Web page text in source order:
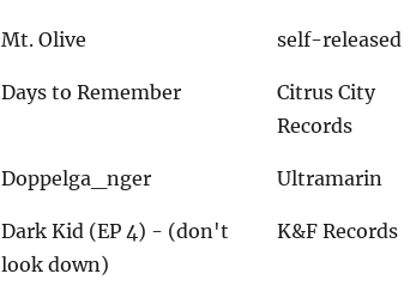
Mt. Olive self-released
Days to Remember
Citrus City
Records
Doppelga_nger Ultramarin
Dark Kid (EP 4) - (don't
look down)
K&F Records